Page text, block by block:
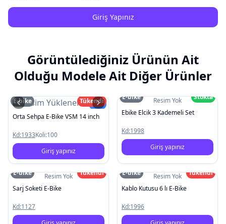
Giriş Yapınız
Görüntülediğiniz Ürünün Ait
Olduğu Modele Ait Diğer Ürünler
Resim YüklenemediYeni
E-bike
Tükendi
Orta Sehpa E-Bike VSM 14 inch
Kd:1933Koli:100
Giriş yapınız
Resim Yok
E-bike
Stokta
Ebike Elcik 3 Kademeli Set
Kd:1998
Giriş yapınız
Resim Yok
E-bike
Tükendi
Sarj Soketi E-Bike
Kd:1127
Resim Yok
E-bike
Tükendi
Kablo Kutusu 6 lı E-Bike
Kd:1996